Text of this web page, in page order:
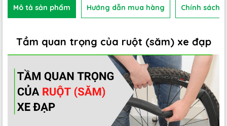
Mô tả sản phẩm Hướng dẫn mua hàng Chính sách
Tầm quan trọng của ruột (săm) xe đạp